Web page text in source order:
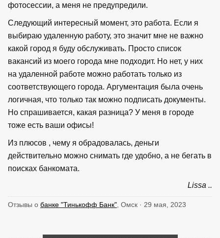
фотосессии, а меня не предупредили.
Следующий интересный момент, это работа. Если я
выбираю удаленную работу, это значит мне не важно
какой город я буду обслуживать. Просто список
вакансий из моего города мне подходит. Но нет, у них
на удаленной работе можно работать только из
соответствующего города. Аргументация была очень
логичная, что только так можно подписать документы.
Но спрашивается, какая разница? У меня в городе
тоже есть ваши офисы!
Из плюсов , чему я обрадовалась, деньги
действительно можно снимать где удобно, а не бегать в
поисках банкомата.
Lissa ..
Отзывы о банке "Тинькофф Банк" , Омск · 29 мая, 2023